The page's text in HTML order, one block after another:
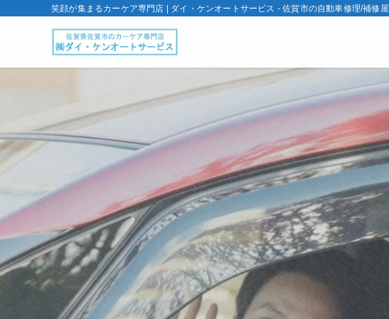
笑顔が集まるカーケア専門店 | ダイ・ケンオートサービス - 佐賀市の自動車修理/補修屋